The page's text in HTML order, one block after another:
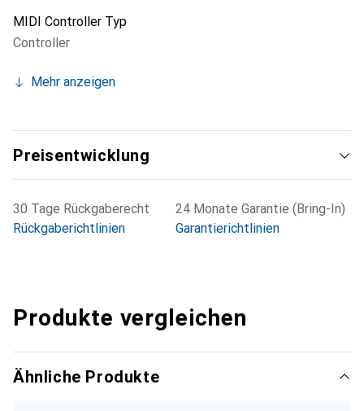
Steuern von Effekten, dieser MIDI-Controller bietet die
Flexibilität und Funktionalität, die für moderne
MIDI Controller Typ
Controller
Mehr anzeigen
Preisentwicklung
30 Tage Rückgaberecht
Rückgaberichtlinien
24 Monate Garantie (Bring-In)
Garantierichtlinien
Produkte vergleichen
Ähnliche Produkte